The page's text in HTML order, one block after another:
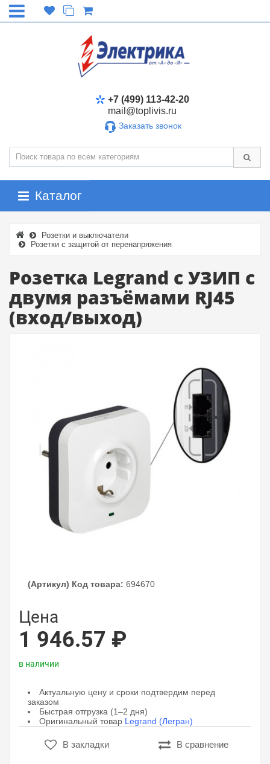
+7 (499) 113-42-20
mail@toplivis.ru
Заказать звонок
Каталог
Розетки и выключатели
Розетки с защитой от перенапряжения
Розетка Legrand с УЗИП с
двумя разъёмами RJ45
(вход/выход)
(Артикул) Код товара: 694670
Цена
1 946.57 ₽
в наличии
Актуальную цену и сроки подтвердим перед
заказом
Быстрая отгрузка (1–2 дня)
Оригинальный товар Legrand (Легран)
В закладки В сравнение